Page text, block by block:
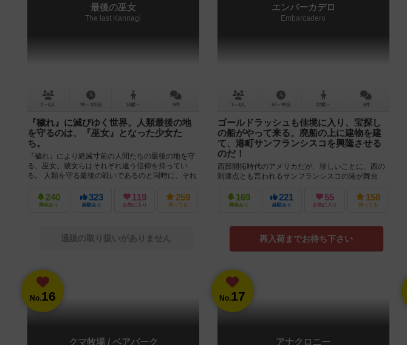
最後の巫女
The last Kannagi
2～4人 90～120分 14歳～ 9件
『穢れ』に滅びゆく世界。人類最後の地
を守るのは、『巫女』となった少女た
ち。
『穢れ』により絶滅寸前の人間たちの最後の地を守
る、巫女。彼女らはそれぞれ違う信仰を持ってい
る。 人類を守る最後の戦いであるのと同時に、それ
240
興味あり
323
経験あり
119
お気に入り
259
持ってる
通販の取り扱いがありません
エンバーカデロ
Embarcadero
1～4人 60～90分 12歳～ 4件
ゴールドラッシュも佳境に入り、宝探し
の船がやって来る。廃船の上に建物を建
て、港町サンフランシスコを興隆させる
のだ！
西部開拓時代のアメリカだが、珍しいことに、西の
到達点とも言われるサンフランシスコの港が舞台
出来上がる。 船を寄港さ...
169
興味あり
221
経験あり
55
お気に入り
158
持ってる
再入荷までお待ち下さい
No.16
クマ牧場 / ベアパーク
No.17
アナクロニー